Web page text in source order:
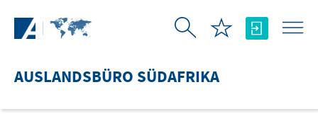
AUSLANDSBÜRO SÜDAFRIKA